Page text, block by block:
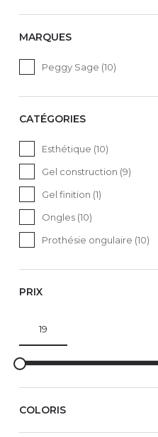
MARQUES
Peggy Sage (10)
CATÉGORIES
Esthétique (10)
Gel construction (9)
Gel finition (1)
Ongles (10)
Prothésie ongulaire (10)
PRIX
COLORIS